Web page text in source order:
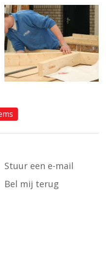
Stuur een e-mail
Bel mij terug